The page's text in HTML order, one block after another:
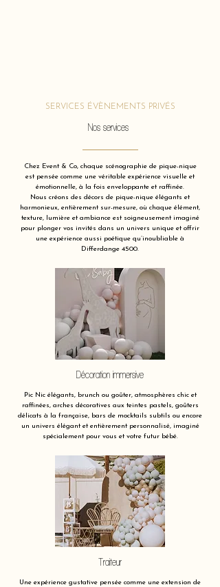
SERVICES ÉVÈNEMENTS PRIVÉS
Nos services
Chez Event & Co, chaque scénographie de pique-nique
est pensée comme une véritable expérience visuelle et
émotionnelle, à la fois enveloppante et raffinée.
Nous créons des décors de pique-nique élégants et
harmonieux, entièrement sur-mesure, où chaque élément,
texture, lumière et ambiance est soigneusement imaginé
pour plonger vos invités dans un univers unique et offrir
une expérience aussi poétique qu’inoubliable à
Differdange 4500.
Décoration immersive
Pic Nic élégants, brunch ou goûter, atmosphères chic et
raffinées, arches décoratives aux teintes pastels, goûters
délicats à la française, bars de mocktails subtils ou encore
un univers élégant et entièrement personnalisé, imaginé
spécialement pour vous et votre futur bébé.
Traiteur
Une expérience gustative pensée comme une extension de